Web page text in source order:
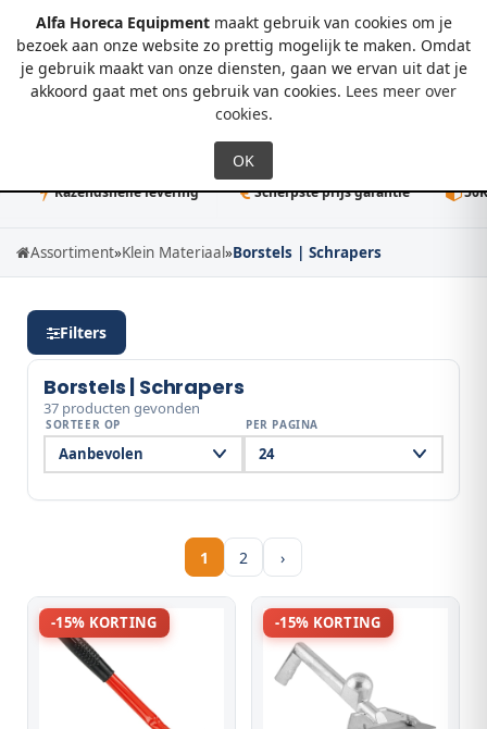
Alfa Horeca Equipmentmaakt gebruik van cookies om je
bezoek aan onze website zo prettig mogelijk te maken. Omdat
je gebruik maakt van onze diensten, gaan we ervan uit dat je
akkoord gaat met ons gebruik van cookies. Lees meer over
cookies.
0
Razendsnelle levering Scherpste prijs garantie 50K+
Assortiment»Klein Materiaal»Borstels | Schrapers
Filters
Borstels | Schrapers
37 producten gevonden
SORTEER OP PER PAGINA
1 2 ›
-15% KORTING -15% KORTING